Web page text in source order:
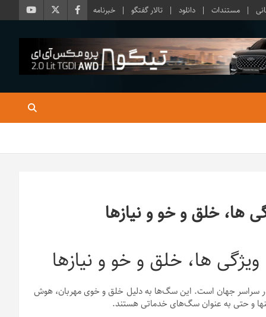
مستندات دانلود تالار گفتگو خبرنامه
ها، خلق و خو و نیازها
ویژگی ها، خلق و خو و نیازها
سراسر جهان است. این سگ‌ها به دلیل خلق و خوی مهربان، هوش
تنها و حتی به عنوان سگ‌های خدماتی هستند.